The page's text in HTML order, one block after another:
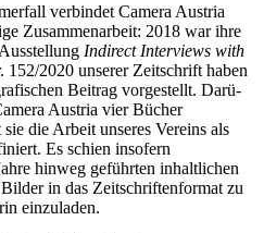
verbindet Camera Austria
Zusammenarbeit: 2018 war ihre
Indirect Interviews with
152/2020 unserer Zeitschrift haben
Beitrag vorgestellt. Darü­
Austria vier Bücher
die Arbeit unseres Vereins als
Es schien insofern
hinweg geführten inhaltlichen
in das Zeitschriftenformat zu
einzuladen.